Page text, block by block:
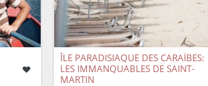
ÎLE PARADISIAQUE DES CARAÏBES:
LES IMMANQUABLES DE SAINT-
MARTIN